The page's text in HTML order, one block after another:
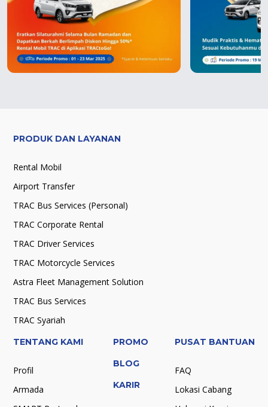
PRODUK DAN LAYANAN
Rental Mobil
Airport Transfer
TRAC Bus Services (Personal)
TRAC Corporate Rental
TRAC Driver Services
TRAC Motorcycle Services
Astra Fleet Management Solution
TRAC Bus Services
TRAC Syariah
TENTANG KAMI
Profil
Armada
PROMO
BLOG
KARIR
PUSAT BANTUAN
FAQ
Lokasi Cabang